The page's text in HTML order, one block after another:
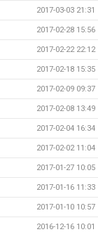
2017-03-03 21:31
2017-02-28 15:56
2017-02-22 22:12
2017-02-18 15:35
2017-02-09 09:37
2017-02-08 13:49
2017-02-04 16:34
2017-02-02 11:04
2017-01-27 10:05
2017-01-16 11:33
2017-01-10 10:57
2016-12-16 10:01